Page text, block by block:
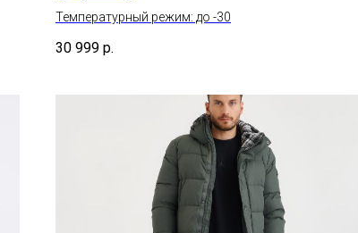
Температурный режим: до -30
30 999 р.